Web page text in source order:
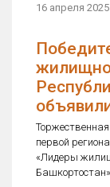
16 апреля
первой
«Лидеры